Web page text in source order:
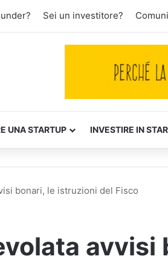
Sei un investitore?
UNA STARTUP INVESTIRE IN
bonari, le istruzioni del Fisco
avvisi